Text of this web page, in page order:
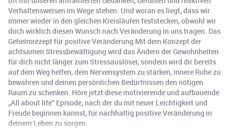
Verhaltensweisen im Wege stehen. Und woran es liegt, dass wir
immer wieder in den gleichen Kreisläufen feststecken, obwohl wir
doch wirklich diesen Wunsch nach Veränderung in uns tragen. Das
Geheimrezept für positive Veränderung Mit dem Konzept der
achtsamen Stressbewältigung wird das Ändern der Gewohnheiten
für dich nicht länger zum Stressauslöser, sondern wird dir bereits
auf dem Weg helfen, dein Nervensystem zu stärken, innere Ruhe zu
bewahren und deinen persönlichen Bedürfnissen den nötigen
Raum zu schenken. Höre jetzt diese motivierende und aufbauende
„All about life“ Episode, nach der du mit neuer Leichtigkeit und
Freude beginnen kannst, für nachhaltig positive Veränderung in
deinem Leben zu sorgen.